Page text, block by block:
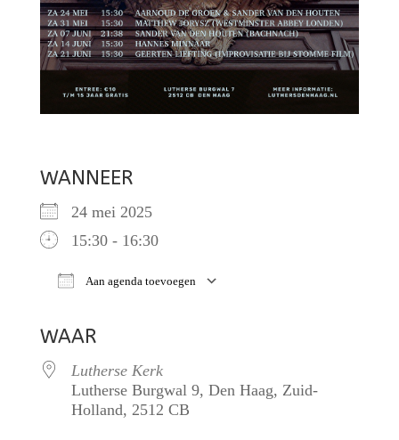
WANNEER
24 mei 2025
15:30 - 16:30
Aan agenda toevoegen
WAAR
Lutherse Kerk
Lutherse Burgwal 9, Den Haag, Zuid-
Holland, 2512 CB